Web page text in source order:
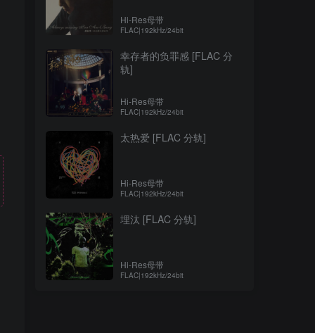
Hi-Res母带
FLAC|192kHz/24bit
幸存者的负罪感 [FLAC 分
轨]
Hi-Res母带
FLAC|192kHz/24bit
太热爱 [FLAC 分轨]
Hi-Res母带
FLAC|192kHz/24bit
埋汰 [FLAC 分轨]
Hi-Res母带
FLAC|192kHz/24bit